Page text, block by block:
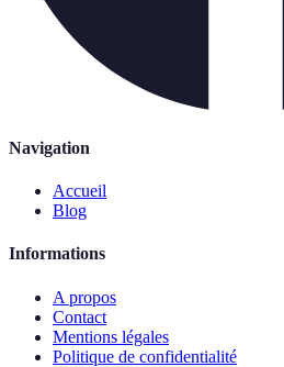
Navigation
Accueil
Blog
Informations
A propos
Contact
Mentions légales
Politique de confidentialité